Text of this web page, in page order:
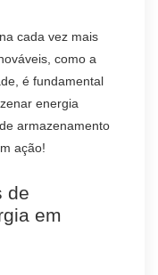
cada vez mais
como a
é fundamental
energia
armazenamento
ação!
de
em